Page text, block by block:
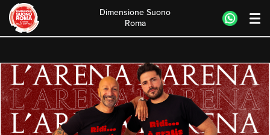
content
Dimensione Suono
Roma